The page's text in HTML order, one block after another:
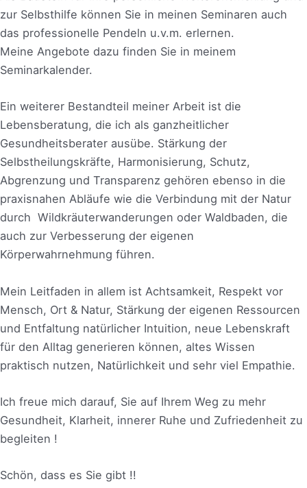
zur Selbsthilfe können Sie in meinen Seminaren auch
das professionelle Pendeln u.v.m. erlernen.
Meine Angebote dazu finden Sie in meinem
Seminarkalender.
Ein weiterer Bestandteil meiner Arbeit ist die
Lebensberatung, die ich als ganzheitlicher
Gesundheitsberater ausübe. Stärkung der
Selbstheilungskräfte, Harmonisierung, Schutz,
Abgrenzung und Transparenz gehören ebenso in die
praxisnahen Abläufe wie die Verbindung mit der Natur
durch Wildkräuterwanderungen oder Waldbaden, die
auch zur Verbesserung der eigenen
Körperwahrnehmung führen.
Mein Leitfaden in allem ist Achtsamkeit, Respekt vor
Mensch, Ort & Natur, Stärkung der eigenen Ressourcen
und Entfaltung natürlicher Intuition, neue Lebenskraft
für den Alltag generieren können, altes Wissen
praktisch nutzen, Natürlichkeit und sehr viel Empathie.
Ich freue mich darauf, Sie auf Ihrem Weg zu mehr
Gesundheit, Klarheit, innerer Ruhe und Zufriedenheit zu
begleiten !
Schön, dass es Sie gibt !!